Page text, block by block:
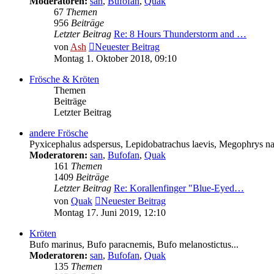
67 Themen
956 Beiträge
Letzter Beitrag Re: 8 Hours Thunderstorm and …
vonAsh
Neuester Beitrag
Montag 1. Oktober 2018, 09:10
Frösche & Kröten
Themen
Beiträge
Letzter Beitrag
andere Frösche
Pyxicephalus adspersus, Lepidobatrachus laevis, Megophrys
Moderatoren: san, Bufofan, Quak
161 Themen
1409 Beiträge
Letzter Beitrag Re: Korallenfinger "Blue-Eyed…
von Quak
Neuester Beitrag
Montag 17. Juni 2019, 12:10
Kröten
Bufo marinus, Bufo paracnemis, Bufo melanostictus...
Moderatoren: san, Bufofan, Quak
135 Themen